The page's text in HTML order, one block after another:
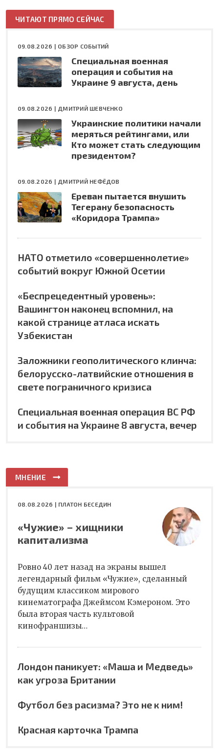
ЧИТАЮТ ПРЯМО СЕЙЧАС
09.08.2026 | ОБЗОР СОБЫТИЙ
Специальная военная
операция и события на
Украине 9 августа, день
09.08.2026 | ДМИТРИЙ ШЕВЧЕНКО
Украинские политики начали
меряться рейтингами, или
Кто может стать следующим
президентом?
09.08.2026 | ДМИТРИЙ НЕФЁДОВ
Ереван пытается внушить
Тегерану безопасность
«Коридора Трампа»
НАТО отметило «совершеннолетие»
событий вокруг Южной Осетии
«Беспрецедентный уровень»:
Вашингтон наконец вспомнил, на
какой странице атласа искать
Узбекистан
Заложники геополитического клинча:
белорусско-латвийские отношения в
свете пограничного кризиса
Специальная военная операция ВС РФ
и события на Украине 8 августа, вечер
МНЕНИЕ
08.08.2026 | ПЛАТОН БЕСЕДИН
«Чужие» – хищники
капитализма
Ровно 40 лет назад на экраны вышел
легендарный фильм «Чужие», сделанный
будущим классиком мирового
кинематографа Джеймсом Кэмероном. Это
была вторая часть культовой
кинофраншизы…
Лондон паникует: «Маша и Медведь»
как угроза Британии
Футбол без расизма? Это не к ним!
Красная карточка Трампа